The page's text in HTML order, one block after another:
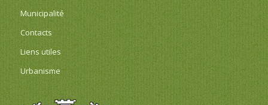
Municipalité
Contacts
Liens utiles
Urbanisme